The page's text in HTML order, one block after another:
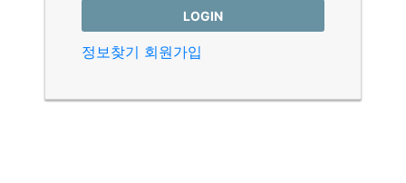
LOGIN
정보찾기 회원가입